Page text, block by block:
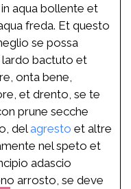
aqua bollente et
freda. Et questo
se possa
lardo bactuto et
onta bene,
et drento, se te
prune secche
delagresto et altre
nel speto et
adascio
arrosto, se deve